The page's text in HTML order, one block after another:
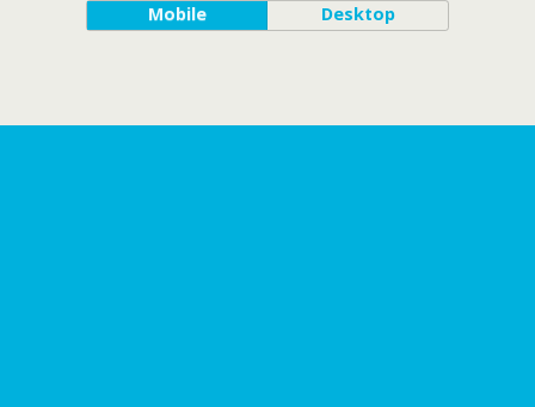
Mobile Desktop